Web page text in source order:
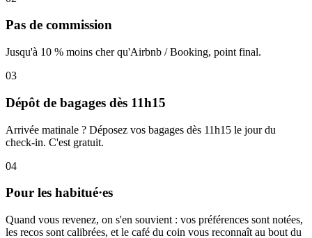
Pas de commission
Jusqu'à 10 % moins cher qu'Airbnb / Booking, point final.
03
Dépôt de bagages dès 11h15
Arrivée matinale ? Déposez vos bagages dès 11h15 le jour du
check-in. C'est gratuit.
04
Pour les habitué·es
Quand vous revenez, on s'en souvient : vos préférences sont notées,
les recos sont calibrées, et le café du coin vous reconnaît au bout du